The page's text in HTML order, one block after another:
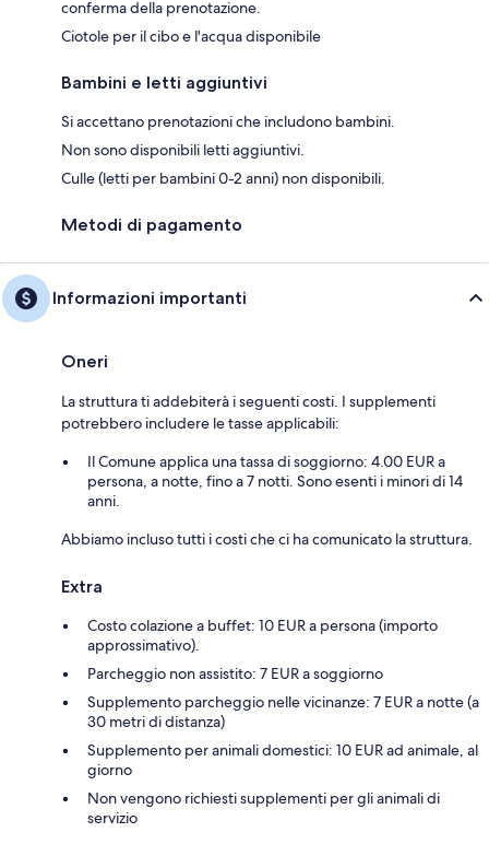
conferma della prenotazione.
Ciotole per il cibo e l'acqua disponibile
Bambini e letti aggiuntivi
Si accettano prenotazioni che includono bambini.
Non sono disponibili letti aggiuntivi.
Culle (letti per bambini 0-2 anni) non disponibili.
Metodi di pagamento
Informazioni importanti
Oneri
La struttura ti addebiterà i seguenti costi. I supplementi
potrebbero includere le tasse applicabili:
Il Comune applica una tassa di soggiorno: 4.00 EUR a
persona, a notte, fino a 7 notti. Sono esenti i minori di 14
anni.
Abbiamo incluso tutti i costi che ci ha comunicato la struttura.
Extra
Costo colazione a buffet: 10 EUR a persona (importo
approssimativo).
Parcheggio non assistito: 7 EUR a soggiorno
Supplemento parcheggio nelle vicinanze: 7 EUR a notte (a
30 metri di distanza)
Supplemento per animali domestici: 10 EUR ad animale, al
giorno
Non vengono richiesti supplementi per gli animali di
servizio